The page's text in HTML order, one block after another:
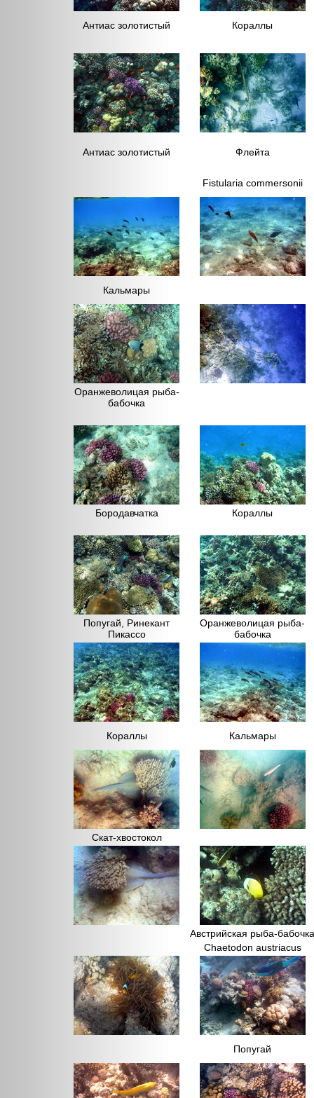
Антиас золотистый Кораллы
Антиас золотистый Флейта
Fistularia commersonii
Кальмары
Оранжеволицая рыба-
бабочка
Бородавчатка Кораллы
Попугай, Ринекант
Пикассо
Оранжеволицая рыба-
бабочка
Кораллы Кальмары
Скат-хвостокол
Австрийская рыба-бабочка
Chaetodon austriacus
Попугай